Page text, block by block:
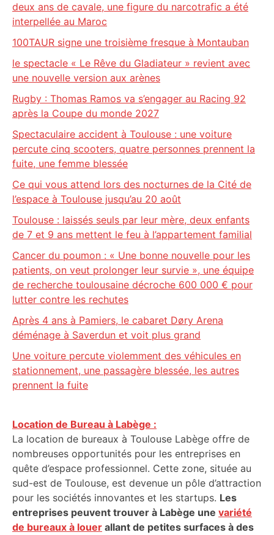
deux ans de cavale, une figure du narcotrafic a été
interpellée au Maroc
100TAUR signe une troisième fresque à Montauban
le spectacle « Le Rêve du Gladiateur » revient avec
une nouvelle version aux arènes
Rugby : Thomas Ramos va s’engager au Racing 92
après la Coupe du monde 2027
Spectaculaire accident à Toulouse : une voiture
percute cinq scooters, quatre personnes prennent la
fuite, une femme blessée
Ce qui vous attend lors des nocturnes de la Cité de
l’espace à Toulouse jusqu’au 20 août
Toulouse : laissés seuls par leur mère, deux enfants
de 7 et 9 ans mettent le feu à l’appartement familial
Cancer du poumon : « Une bonne nouvelle pour les
patients, on veut prolonger leur survie », une équipe
de recherche toulousaine décroche 600 000 € pour
lutter contre les rechutes
Après 4 ans à Pamiers, le cabaret Døry Arena
déménage à Saverdun et voit plus grand
Une voiture percute violemment des véhicules en
stationnement, une passagère blessée, les autres
prennent la fuite
Location de Bureau à Labège :
La location de bureaux à Toulouse Labège offre de
nombreuses opportunités pour les entreprises en
quête d’espace professionnel. Cette zone, située au
sud-est de Toulouse, est devenue un pôle d’attraction
pour les sociétés innovantes et les startups. Les
entreprises peuvent trouver à Labège une variété
de bureaux à louer allant de petites surfaces à des